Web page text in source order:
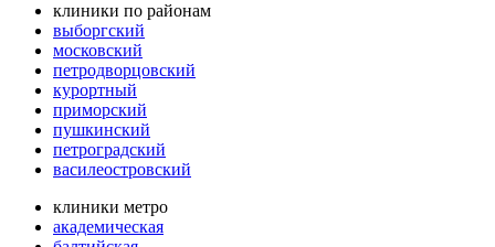
клиники по районам
выборгский
московский
петродворцовский
курортный
приморский
пушкинский
петроградский
василеостровский
клиники метро
академическая